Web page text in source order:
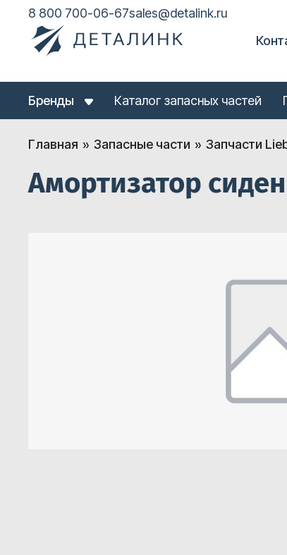
8 800 700-06-67sales@detalink.ru
Бренды Каталог запасных частей
Главная Запасные части Запчасти
Амортизатор